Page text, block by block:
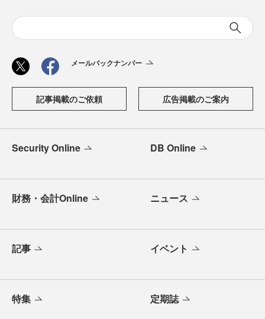
メールバックナンバー
記事掲載のご依頼 広告掲載のご案内
Security Online DB Online
財務・会計Online ニュース
記事 イベント
特集 定期誌